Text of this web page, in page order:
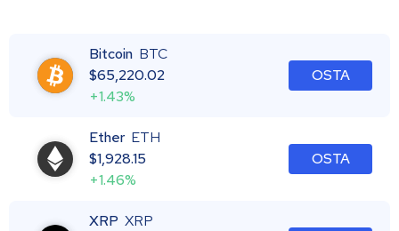
Bitcoin BTC
$65,220.02
+1.43%
OSTA
Ether ETH
$1,928.15
+1.46%
OSTA
XRP XRP